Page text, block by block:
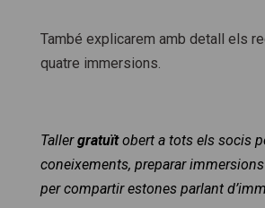
També explicarem amb detall els
quatre immersions.
Tallergratuïtobert a tots els socis
coneixements, preparar
per compartir estones parlant